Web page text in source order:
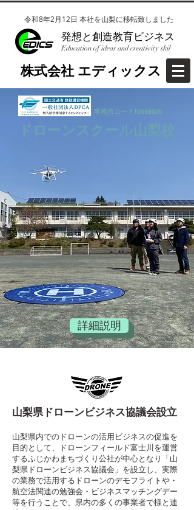
令和8年2月12日 本社を山梨に移転致しました
​発想と創造教育ビジネス
Education of ideas and creativity skil
​株式会社 エディックス
​株式会社EDICS(エディックス）
​事務所コードT0098005
ドローンスクール山梨校
詳細説明
​山梨県ドローンビジネス協議会設立
山梨県内でのドローンの活用ビジネスの促進を
目的として、ドローンフィールド富士川を運営
するふじかわまちづくり公社が中心となり「山
梨県ドローンビジネス協議会」を設立し、実際
の業務で活用するドローンのデモフライトや・
航空法関連の勉強会・ビジネスマッチングデー
等を行うことで、県内の多くの事業者で様と連